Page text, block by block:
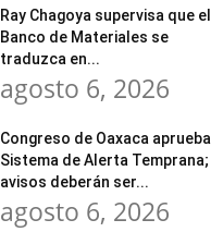
Ray Chagoya supervisa que el
Banco de Materiales se
traduzca en...
agosto 6, 2026
Congreso de Oaxaca aprueba
Sistema de Alerta Temprana;
avisos deberán ser...
agosto 6, 2026